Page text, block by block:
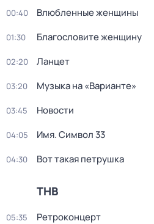
00:40 Влюбленные женщины
01:30 Благословите женщину
02:20 Ланцет
03:20 Музыка на «Варианте»
03:45 Новости
04:05 Имя. Символ 33
04:30 Вот такая петрушка
ТНВ
05:35 Ретроконцерт